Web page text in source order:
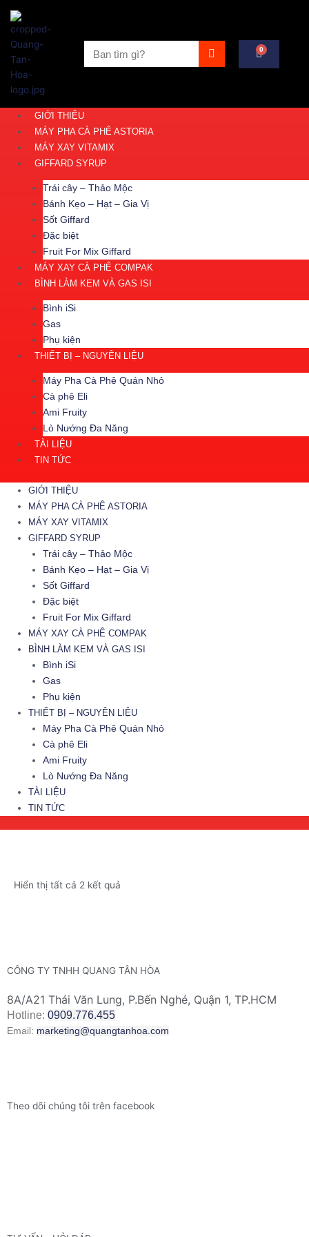
kiếm
0
Cart
GIỚI THIỆU
MÁY PHA CÀ PHÊ ASTORIA
MÁY XAY VITAMIX
GIFFARD SYRUP
Trái cây – Thảo Mộc
Bánh Kẹo – Hạt – Gia Vị
Sốt Giffard
Đặc biệt
Fruit For Mix Giffard
MÁY XAY CÀ PHÊ COMPAK
BÌNH LÀM KEM VÀ GAS ISI
Bình iSi
Gas
Phụ kiện
THIẾT BỊ – NGUYÊN LIỆU
Máy Pha Cà Phê Quán Nhỏ
Cà phê Eli
Ami Fruity
Lò Nướng Đa Năng
TÀI LIỆU
TIN TỨC
GIỚI THIỆU
MÁY PHA CÀ PHÊ ASTORIA
MÁY XAY VITAMIX
GIFFARD SYRUP
Trái cây – Thảo Mộc
Bánh Kẹo – Hạt – Gia Vị
Sốt Giffard
Đặc biệt
Fruit For Mix Giffard
MÁY XAY CÀ PHÊ COMPAK
BÌNH LÀM KEM VÀ GAS ISI
Bình iSi
Gas
Phụ kiện
THIẾT BỊ – NGUYÊN LIỆU
Máy Pha Cà Phê Quán Nhỏ
Cà phê Eli
Ami Fruity
Lò Nướng Đa Năng
TÀI LIỆU
TIN TỨC
Hiển thị tất cả 2 kết quả
CÔNG TY TNHH QUANG TÂN HÒA
8A/A21 Thái Văn Lung, P.Bến Nghé, Quận 1, TP.HCM
Hotline: 0909.776.455
Email: marketing@quangtanhoa.com
Theo dõi chúng tôi trên facebook